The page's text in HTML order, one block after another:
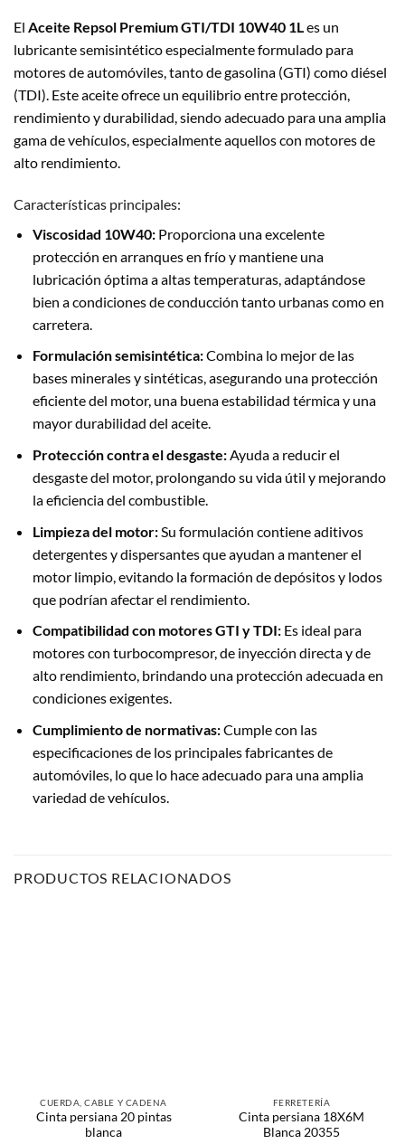
El Aceite Repsol Premium GTI/TDI 10W40 1Les un
lubricante semisintético especialmente formulado para
motores de automóviles, tanto de gasolina (GTI) como diésel
(TDI). Este aceite ofrece un equilibrio entre protección,
rendimiento y durabilidad, siendo adecuado para una amplia
gama de vehículos, especialmente aquellos con motores de
alto rendimiento.
Características principales:
Viscosidad 10W40:Proporciona una excelente
protección en arranques en frío y mantiene una
lubricación óptima a altas temperaturas, adaptándose
bien a condiciones de conducción tanto urbanas como en
carretera.
Formulación semisintética:Combina lo mejor de las
bases minerales y sintéticas, asegurando una protección
eficiente del motor, una buena estabilidad térmica y una
mayor durabilidad del aceite.
Protección contra el desgaste:Ayuda a reducir el
desgaste del motor, prolongando su vida útil y mejorando
la eficiencia del combustible.
Limpieza del motor:Su formulación contiene aditivos
detergentes y dispersantes que ayudan a mantener el
motor limpio, evitando la formación de depósitos y lodos
que podrían afectar el rendimiento.
Compatibilidad con motores GTI y TDI:Es ideal para
motores con turbocompresor, de inyección directa y de
alto rendimiento, brindando una protección adecuada en
condiciones exigentes.
Cumplimiento de normativas:Cumple con las
especificaciones de los principales fabricantes de
automóviles, lo que lo hace adecuado para una amplia
variedad de vehículos.
PRODUCTOS RELACIONADOS
CUERDA, CABLE Y CADENA
Cinta persiana 20 pintas
blanca
FERRETERÍA
Cinta persiana 18X6M
Blanca 20355